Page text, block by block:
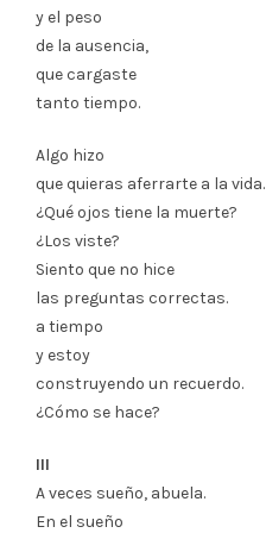
y el peso
de la ausencia,
que cargaste
tanto tiempo.
Algo hizo
que quieras aferrarte a la vida.
¿Qué ojos tiene la muerte?
¿Los viste?
Siento que no hice
las preguntas correctas.
a tiempo
y estoy
construyendo un recuerdo.
¿Cómo se hace?
III
A veces sueño, abuela.
En el sueño